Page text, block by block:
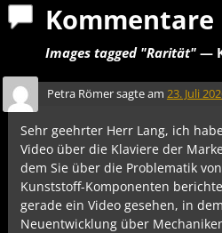
Kommentare
Images tagged "Rarität"—
Petra Römersagte am 23. Juli
Sehr geehrter Herr Lang, ich
Video über die Klaviere der
dem Sie über die Problematik
Kunststoff-Komponenten
gerade ein Video gesehen, in
Neuentwicklung über